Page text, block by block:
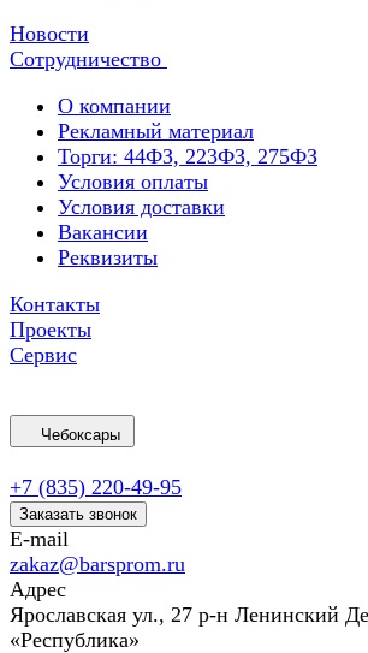
Новости
Сотрудничество
О компании
Рекламный материал
Торги: 44ФЗ, 223ФЗ, 275ФЗ
Условия оплаты
Условия доставки
Вакансии
Реквизиты
Контакты
Проекты
Сервис
Чебоксары
+7 (835) 220-49-95
Заказать звонок
E-mail
zakaz@barsprom.ru
Адрес
Ярославская ул., 27 р-н Ленинский
«Республика»